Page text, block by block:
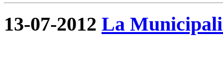
13-07-2012 La